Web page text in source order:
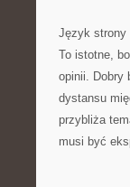
Język strony
To istotne,
opinii. Dobry
dystansu
przybliża
musi być